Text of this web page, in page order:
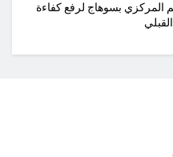
المركزي بسوهاج لرفع كفاءة